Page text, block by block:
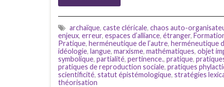
archaïque, caste cléricale, chaos auto-
enjeux, erreur, espaces d’alliance, étranger,
Pratique, herméneutique de l’autre, herméneutique
idéologie, langue, marxisme, mathématiques, objet
symbolique, partialité, pertinence., pratique,
pratiques de reproduction sociale, pratiques
scientificité, statut épistémologique, stratégies
théorisation